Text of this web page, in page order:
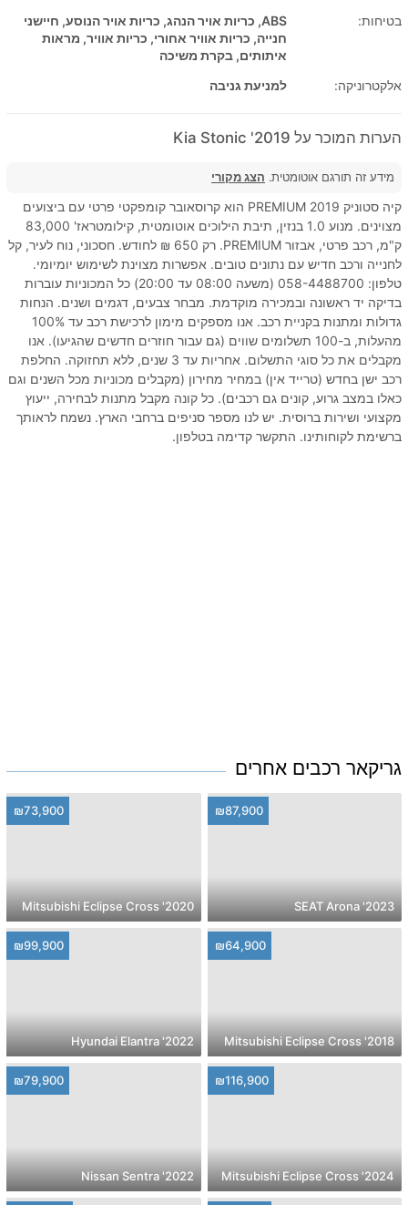
בטיחות:
ABS, כריות אויר הנהג, כריות אויר הנוסע, חיישני
חנייה, כריות אוויר אחורי, כריות אוויר, מראות
איתותים, בקרת משיכה
אלקטרוניקה:
למניעת גניבה
הערות המוכר על 2019' Kia Stonic
מידע זה תורגם אוטומטית. הצג מקורי
קיה סטוניק PREMIUM 2019 הוא קרוסאובר קומפקטי פרטי עם ביצועים
מצוינים. מנוע 1.0 בנזין, תיבת הילוכים אוטומטית, קילומטראז' 83,000
ק"מ, רכב פרטי, אבזור PREMIUM. רק 650 ₪ לחודש. חסכוני, נוח לעיר, קל
לחנייה ורכב חדיש עם נתונים טובים. אפשרות מצוינת לשימוש יומיומי.
טלפון: 058-4488700 (משעה 08:00 עד 20:00) כל המכוניות עוברות
בדיקה יד ראשונה ובמכירה מוקדמת. מבחר צבעים, דגמים ושנים. הנחות
גדולות ומתנות בקניית רכב. אנו מספקים מימון לרכישת רכב עד 100%
מהעלות, ב-100 תשלומים שווים (גם עבור חוזרים חדשים שהגיעו). אנו
מקבלים את כל סוגי התשלום. אחריות עד 3 שנים, ללא תחזוקה. החלפת
רכב ישן בחדש (טרייד אין) במחיר מחירון (מקבלים מכוניות מכל השנים וגם
כאלו במצב גרוע, קונים גם רכבים). כל קונה מקבל מתנות לבחירה, ייעוץ
מקצועי ושירות ברוסית. יש לנו מספר סניפים ברחבי הארץ. נשמח לראותך
ברשימת לקוחותינו. התקשר קדימה בטלפון.
גריקאר רכבים אחרים
₪87,900
2023' SEAT Arona
₪73,900
2020' Mitsubishi Eclipse Cross
₪64,900
2018' Mitsubishi Eclipse Cross
₪99,900
2022' Hyundai Elantra
₪116,900
2024' Mitsubishi Eclipse Cross
₪79,900
2022' Nissan Sentra